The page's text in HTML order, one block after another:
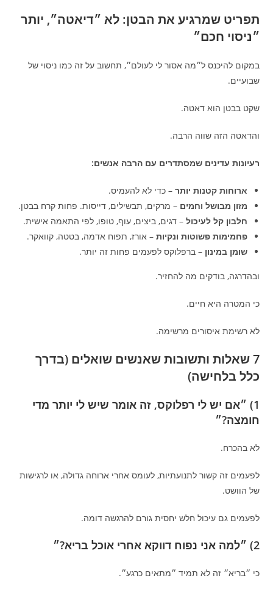
תפריט שמרגיע את הבטן: לא ״דיאטה״, יותר
״ניסוי חכם״
במקום להיכנס ל״מה אסור לי לעולם״, תחשוב על זה כמו ניסוי של
שבועיים.
שקט בבטן הוא דאטה.
והדאטה הזה שווה הרבה.
רעיונות עדינים שמסתדרים עם הרבה אנשים:
ארוחות קטנות יותר – כדי לא להעמיס.
מזון מבושל וחמים – מרקים, תבשילים, דייסות. פחות קרח בבטן.
חלבון קל לעיכול – דגים, ביצים, עוף, טופו, לפי התאמה אישית.
פחמימות פשוטות ונקיות – אורז, תפוח אדמה, בטטה, קוואקר.
שומן במינון – ברפלוקס לפעמים פחות זה יותר.
ובהדרגה, בודקים מה להחזיר.
כי המטרה היא חיים.
לא רשימת איסורים מרשימה.
7 שאלות ותשובות שאנשים שואלים (בדרך
כלל בלחישה)
1) ״אם יש לי רפלוקס, זה אומר שיש לי יותר מדי
חומצה?״
לא בהכרח.
לפעמים זה קשור לתנועתיות, לעומס אחרי ארוחה גדולה, או לרגישות
של הוושט.
לפעמים גם עיכול חלש יחסית גורם להרגשה דומה.
2) ״למה אני נפוח דווקא אחרי אוכל בריא?״
כי ״בריא״ זה לא תמיד ״מתאים כרגע״.